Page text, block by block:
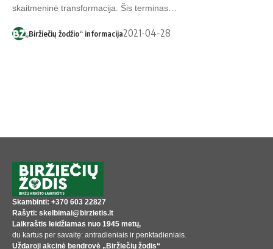
skaitmeninė transformacija. Šis terminas…
„Biržiečių žodžio“ informacija2021-04-28
Skambinti: +370 603 22827
Rašyti: skelbimai@birzietis.lt
Laikraštis leidžiamas nuo 1945 metų,
du kartus per savaitę: antradieniais ir penktadieniais.
Uždaroji akcinė bendrovė „Biržiečių žodis“